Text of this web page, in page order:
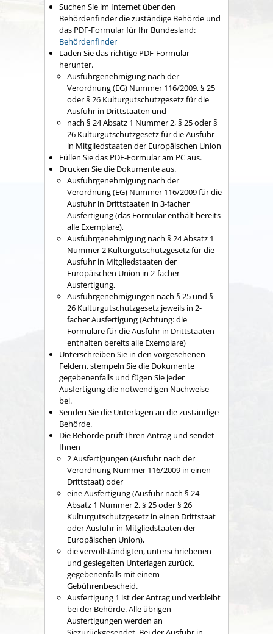
Suchen Sie im Internet über den
Behördenfinder die zuständige Behörde und
das PDF-Formular für Ihr Bundesland:
Behördenfinder
Laden Sie das richtige PDF-Formular
herunter.
Ausfuhrgenehmigung nach der
Verordnung (EG) Nummer 116/2009, § 25
oder § 26 Kulturgutschutzgesetz für die
Ausfuhr in Drittstaaten und
nach § 24 Absatz 1 Nummer 2, § 25 oder §
26 Kulturgutschutzgesetz für die Ausfuhr
in Mitgliedstaaten der Europäischen Union
Füllen Sie das PDF-Formular am PC aus.
Drucken Sie die Dokumente aus.
Ausfuhrgenehmigung nach der
Verordnung (EG) Nummer 116/2009 für die
Ausfuhr in Drittstaaten in 3-facher
Ausfertigung (das Formular enthält bereits
alle Exemplare),
Ausfuhrgenehmigung nach § 24 Absatz 1
Nummer 2 Kulturgutschutzgesetz für die
Ausfuhr in Mitgliedstaaten der
Europäischen Union in 2-facher
Ausfertigung,
Ausfuhrgenehmigungen nach § 25 und §
26 Kulturgutschutzgesetz jeweils in 2-
facher Ausfertigung (Achtung: die
Formulare für die Ausfuhr in Drittstaaten
enthalten bereits alle Exemplare)
Unterschreiben Sie in den vorgesehenen
Feldern, stempeln Sie die Dokumente
gegebenenfalls und fügen Sie jeder
Ausfertigung die notwendigen Nachweise
bei.
Senden Sie die Unterlagen an die zuständige
Behörde.
Die Behörde prüft Ihren Antrag und sendet
Ihnen
2 Ausfertigungen (Ausfuhr nach der
Verordnung Nummer 116/2009 in einen
Drittstaat) oder
eine Ausfertigung (Ausfuhr nach § 24
Absatz 1 Nummer 2, § 25 oder § 26
Kulturgutschutzgesetz in einen Drittstaat
oder Ausfuhr in Mitgliedstaaten der
Europäischen Union),
die vervollständigten, unterschriebenen
und gesiegelten Unterlagen zurück,
gegebenenfalls mit einem
Gebührenbescheid.
Ausfertigung 1 ist der Antrag und verbleibt
bei der Behörde. Alle übrigen
Ausfertigungen werden an